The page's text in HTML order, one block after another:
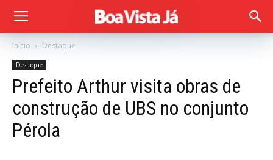
Início Destaque
Destaque
Prefeito Arthur visita obras de
construção de UBS no conjunto
Pérola